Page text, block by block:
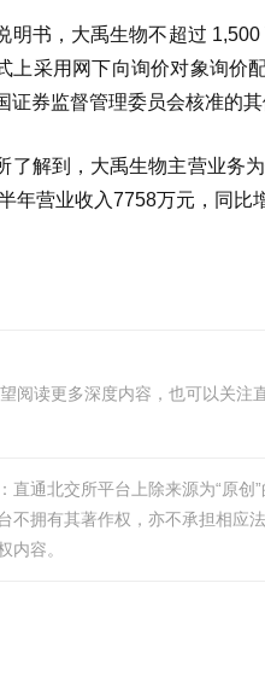
明书，大禹生物不超过
上采用网下向询价对象询价
证券监督管理委员会核准的其
了解到，大禹生物主营业务
年营业收入7758万元，同比
阅读更多深度内容，也可以关注
直通北交所平台上除来源为“原
不拥有其著作权，亦不承担相应
内容。